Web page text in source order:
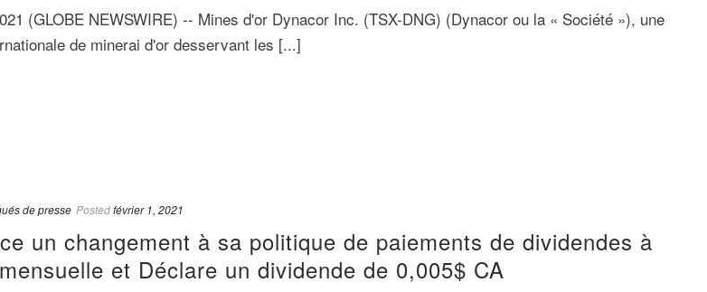
(GLOBE NEWSWIRE) -- Mines d'or Dynacor Inc. (TSX-DNG) (Dynacor ou la « Société »), une
de minerai d'or desservant les [...]
de presse Postedfévrier 1, 2021
un changement à sa politique de paiements de dividendes à
et Déclare un dividende de 0,005$ CA